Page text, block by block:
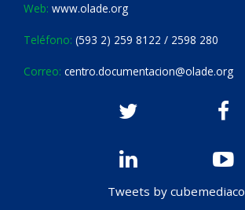
Web: www.olade.org
Teléfono: (593 2) 259 8122 / 2598 280
Correo: centro.documentacion@olade.org
Tweets by cubemediaco